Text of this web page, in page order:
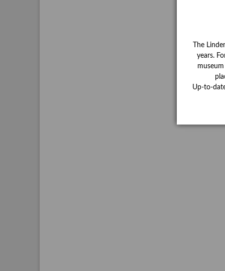
The
years.
Up-to-